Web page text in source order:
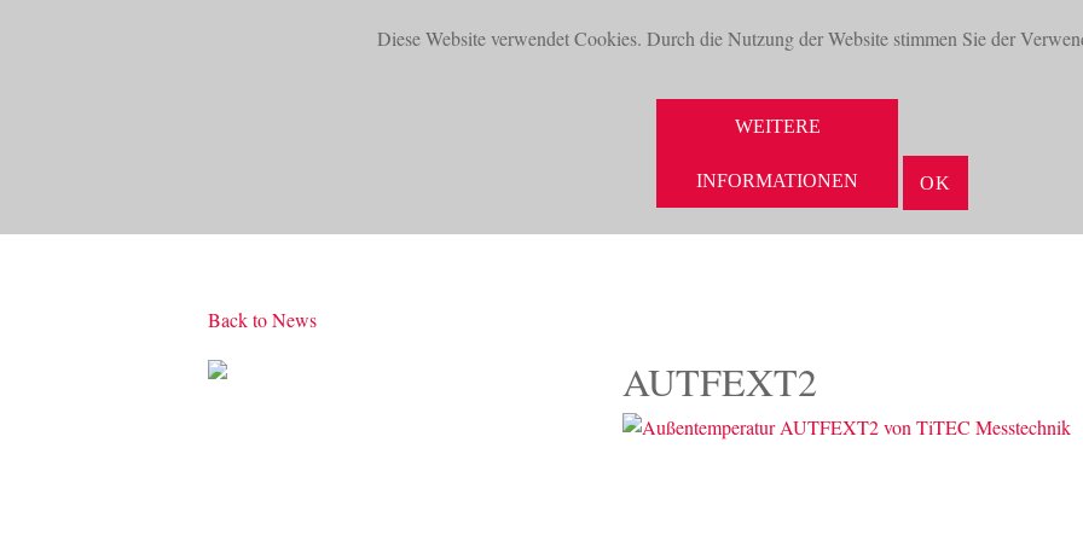
Diese Website verwendet Cookies. Durch die Nutzung der Website stimmen Sie der
WEITERE
INFORMATIONEN OK
Back to News
AUTFEXT2